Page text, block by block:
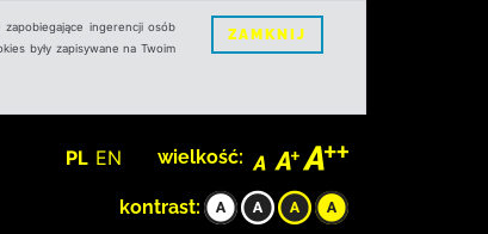
ingerencji osób
były zapisywane na Twoim
ZAMKNIJ
PL EN wielkość:
kontrast: